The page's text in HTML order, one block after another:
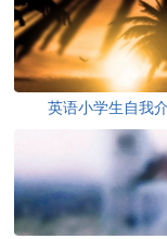
英语小学生自我